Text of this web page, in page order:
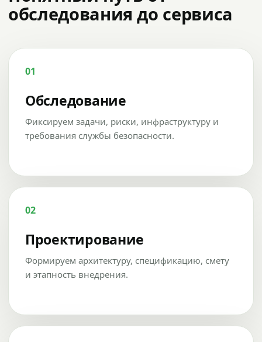
обследования до сервиса
01
Обследование
Фиксируем задачи, риски, инфраструктуру и
требования службы безопасности.
02
Проектирование
Формируем архитектуру, спецификацию, смету
и этапность внедрения.